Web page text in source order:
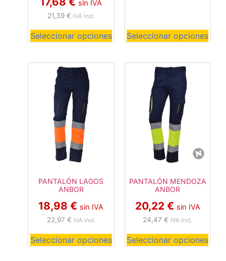
sin IVA
21,39 € IVA incl.
Seleccionar opciones Seleccionar opciones
PANTALÓN LAGOS
ANBOR
18,98€ sin IVA
22,97 € IVA incl.
Seleccionar opciones
PANTALÓN MENDOZA
ANBOR
20,22 € sin IVA
24,47€ IVA incl.
Seleccionar opciones